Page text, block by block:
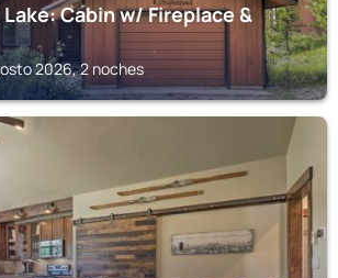
Cabin w/ Fireplace &
2026, 2 noches